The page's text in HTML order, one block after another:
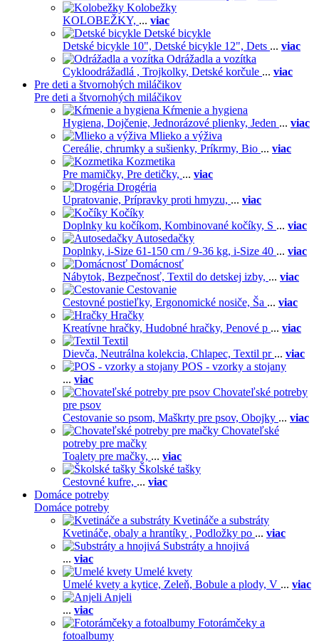
Kolobežky
KOLOBEŽKY, ... viac
Detské bicykle
Detské bicykle 10", Detské bicykle 12", Dets ... viac
Odrážadla a vozítka
Cykloodrážadlá , Trojkolky, Detské korčule ... viac
Pre deti a štvornohých miláčikov
Pre deti a štvornohých miláčikov
Kŕmenie a hygiena
Hygiena, Dojčenie, Jednorázové plienky, Jeden ... viac
Mlieko a výživa
Cereálie, chrumky a sušienky, Príkrmy, Bio ... viac
Kozmetika
Pre mamičky, Pre detičky, ... viac
Drogéria
Upratovanie, Prípravky proti hmyzu, ... viac
Kočíky
Doplnky ku kočíkom, Kombinované kočíky, S ... viac
Autosedačky
Doplnky, i-Size 61-150 cm / 9-36 kg, i-Size 40 ... viac
Domácnosť
Nábytok, Bezpečnosť, Textil do detskej izby, ... viac
Cestovanie
Cestovné postieľky, Ergonomické nosiče, Ša ... viac
Hračky
Kreatívne hračky, Hudobné hračky, Penové p ... viac
Textil
Dievča, Neutrálna kolekcia, Chlapec, Textil pr ... viac
POS - vzorky a stojany
... viac
Chovateľské potreby
pre psov
Cestovanie so psom, Maškrty pre psov, Obojky ... viac
Chovateľské
potreby pre mačky
Toalety pre mačky, ... viac
Školské tašky
Cestovné kufre, ... viac
Domáce potreby
Domáce potreby
Kvetináče a substráty
Kvetináče, obaly a hrantíky , Podložky po ... viac
Substráty a hnojivá
... viac
Umelé kvety
Umelé kvety a kytice, Zeleň, Bobule a plody, V ... viac
Anjeli
... viac
Fotorámčeky a
fotoalbumy